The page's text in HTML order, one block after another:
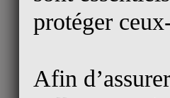
protéger
Afin